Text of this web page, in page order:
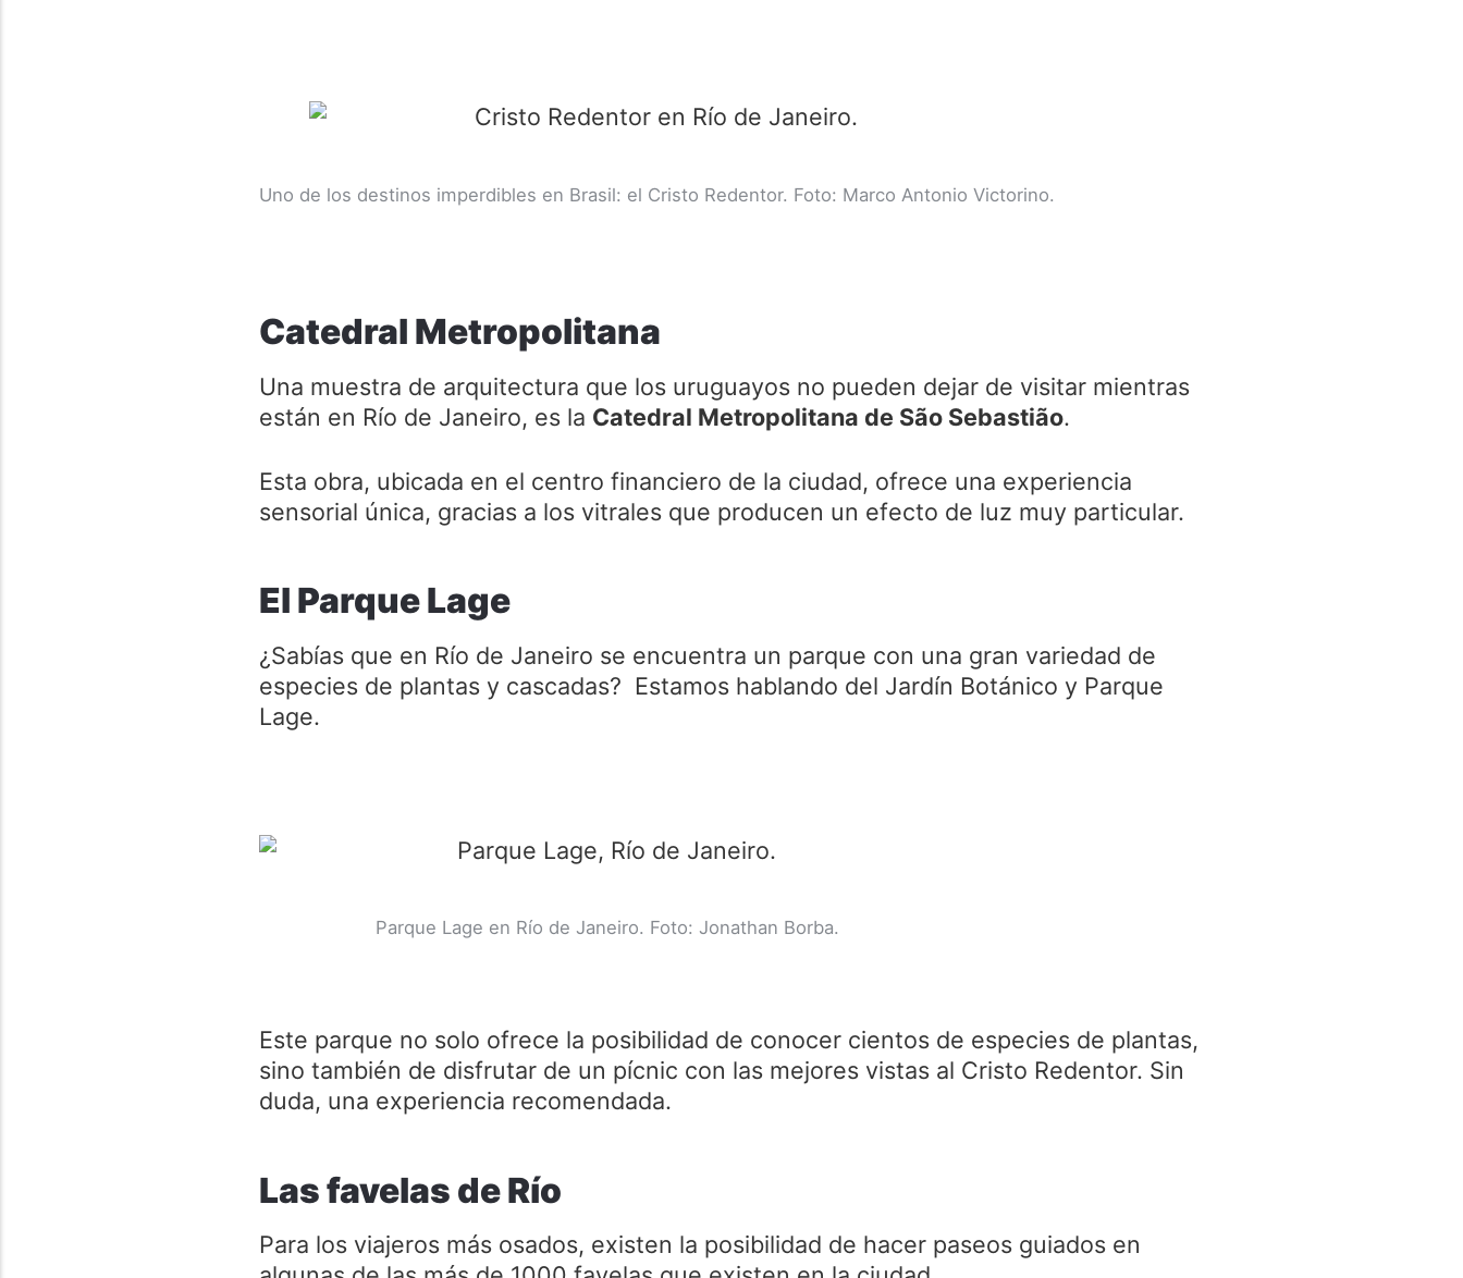
Uno de los destinos imperdibles en Brasil: el Cristo Redentor. Foto: Marco Antonio Victorino.
Catedral Metropolitana
Una muestra de arquitectura que los uruguayos no pueden dejar de visitar mientras
están en Río de Janeiro, es la Catedral Metropolitana de São Sebastião.
Esta obra, ubicada en el centro financiero de la ciudad, ofrece una experiencia
sensorial única, gracias a los vitrales que producen un efecto de luz muy particular.
El Parque Lage
¿Sabías que en Río de Janeiro se encuentra un parque con una gran variedad de
especies de plantas y cascadas? Estamos hablando del Jardín Botánico y Parque
Lage.
Parque Lage en Río de Janeiro. Foto: Jonathan Borba.
Este parque no solo ofrece la posibilidad de conocer cientos de especies de plantas,
sino también de disfrutar de un pícnic con las mejores vistas al Cristo Redentor. Sin
duda, una experiencia recomendada.
Las favelas de Río
Para los viajeros más osados, existen la posibilidad de hacer paseos guiados en